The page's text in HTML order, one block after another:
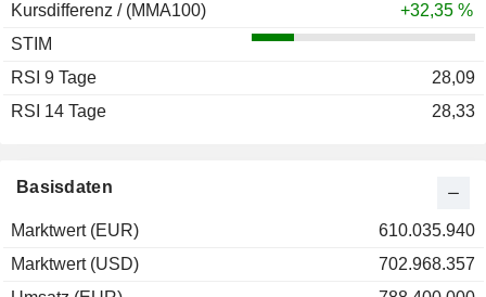
Basisdaten
Marktwert (EUR)
610.035.940
Marktwert (USD)
702.968.357
Kursdifferenz / (MMA100)
+32,35 %
STIM
RSI 9 Tage
28,09
RSI 14 Tage
28,33
2004
-48,23 %
2003
+180,66 %
2002
2001
1999